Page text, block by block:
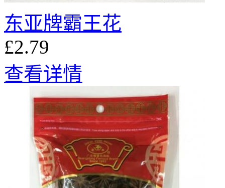
东亚牌霸王花
£2.79
查看详情